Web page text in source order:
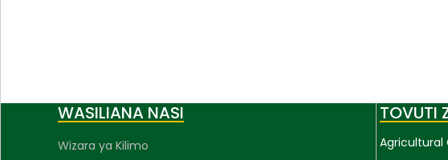
WASILIANA NASI
Wizara ya Kilimo
TOVUTI
Agricultural